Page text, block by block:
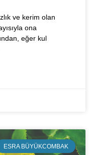
ve kerim olan
ona
eğer kul
ESRA BÜYÜKCOMBAK